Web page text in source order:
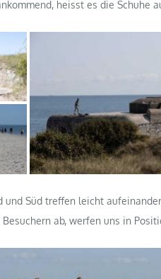
heisst es die Schuhe
und Süd treffen leicht
ab, werfen uns in